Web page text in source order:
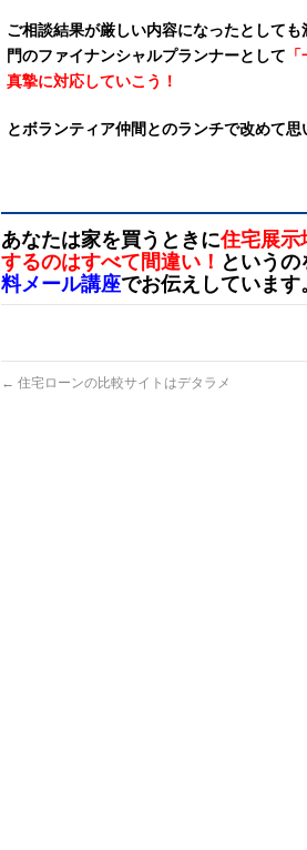
ご相談結果が厳しい内容になったとして
門のファイナンシャルプランナーとして
真摯に対応していこう！
とボランティア仲間とのランチで改めて思
あなたは家を買うときに住宅展示
するのはすべて間違い！ という
料メール講座でお伝えしています
← 住宅ローンの比較サイトはデタラメ